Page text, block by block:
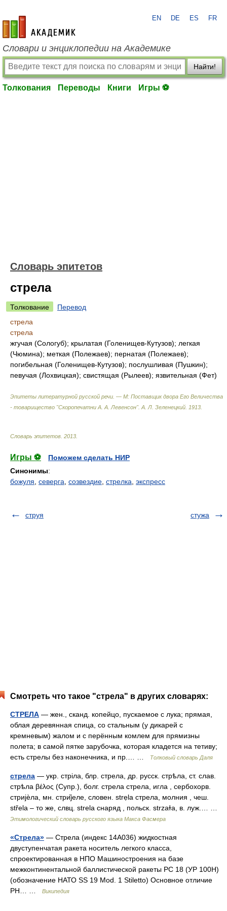
academic.ru
EN DE ES FR
Словари и энциклопедии на Академике
Найти!
Толкования Переводы Книги Игры ⚽
Словарь эпитетов
стрела
Толкование
Перевод
стрела
стрела
жгучая (Сологуб); крылатая (Голенищев-Кутузов); легкая
(Чюмина); меткая (Полежаев); пернатая (Полежаев);
погибельная (Голенищев-Кутузов); послушливая (Пушкин);
певучая (Лохвицкая); свистящая (Рылеев); язвительная (Фет)
Эпитеты литературной русской речи. — М: Поставщик двора Его Величества
- товарищество "Скоропечатни А. А. Левенсон". А. Л. Зеленецкий 1913
Словарь эпитетов 2013
Игры ⚽
Поможем сделать НИР
Синонимы:
божуля северга созвездие стрелка экспресс
струя стужа
Смотреть что такое "стрела" в других словарях:
СТРЕЛА — жен., сканд. копейцо, пускаемое с лука; прямая,
облая деревянная спица, со стальным (у дикарей с
кремневым) жалом и с перённым комлем для прямизны
полета; в самой пятке зарубочка, которая кладется на тетиву;
есть стрелы без наконечника, и пр.… …
Толковый словарь Даля
стрела — укр. стрiла, блр. стрела, др. русск. стрѣла, ст. слав.
стрѣла βέλος (Супр.), болг. стрела стрела, игла , сербохорв.
стриjѐла, мн. стри̏jеле, словен. strẹlа стрела, молния , чеш.
střela – то же, слвц. strela снаряд , польск. strzaɫa, в. луж.… …
Этимологический словарь русского языка Макса Фасмера
«Стрела» — Стрела (индекс 14А036) жидкостная
двуступенчатая ракета носитель легкого класса,
спроектированная в НПО Машиностроения на базе
межконтинентальной баллистической ракеты РС 18 (УР 100Н)
(обозначение НАТО SS 19 Mod. 1 Stiletto) Основное отличие
РН… …
Википедия